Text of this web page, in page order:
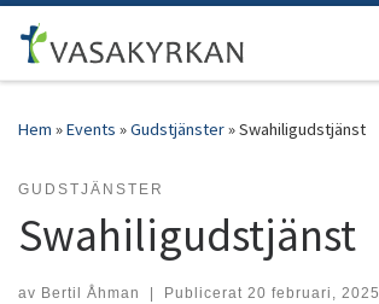
Hoppa till innehåll
Hem »Events »Gudstjänster»Swahiligudstjänst
GUDSTJÄNSTER
Swahiligudstjänst
av Bertil Åhman | Publicerat 20 februari, 2025